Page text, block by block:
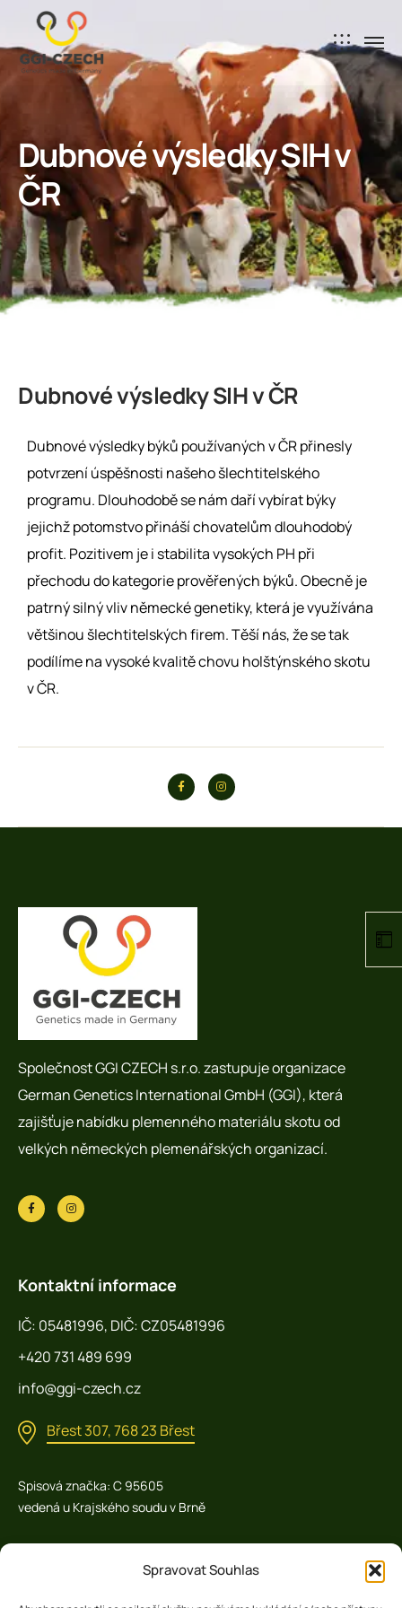
Spravovat Souhlas
Dubnové výsledky SIH v
ČR
Dubnové výsledky SIH v ČR
Dubnové výsledky býků používaných v ČR přinesly
potvrzení úspěšnosti našeho šlechtitelského
programu. Dlouhodobě se nám daří vybírat býky
jejichž potomstvo přináší chovatelům dlouhodobý
profit. Pozitivem je i stabilita vysokých PH při
přechodu do kategorie prověřených býků. Obecně je
patrný silný vliv německé genetiky, která je využívána
většinou šlechtitelských firem. Těší nás, že se tak
podílíme na vysoké kvalitě chovu holštýnského skotu
v ČR.
Společnost GGI CZECH s.r.o. zastupuje organizace
German Genetics International GmbH (GGI), která
zajišťuje nabídku plemenného materiálu skotu od
velkých německých plemenářských organizací.
Kontaktní informace
IČ: 05481996, DIČ: CZ05481996
+420 731 489 699
info@ggi-czech.cz
Břest 307, 768 23 Břest
Spisová značka: C 95605
vedená u Krajského soudu v Brně